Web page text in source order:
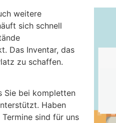
weitere
sich schnell
Das Inventar, das
zu schaffen.
Sie bei kompletten
Haben
sind für uns